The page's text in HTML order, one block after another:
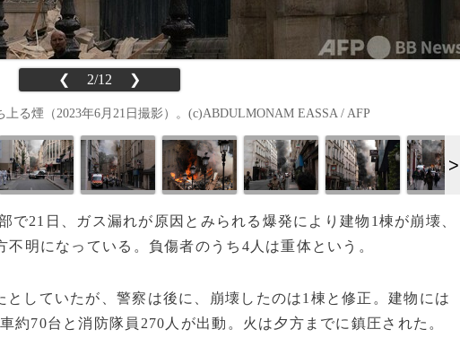
❮ 2/12 ❯
る煙（2023年6月21日撮影）。(c)ABDULMONAM EASSA / AFP
で21日、ガス漏れが原因とみられる爆発により建物1棟が崩壊、
明になっている。負傷者のうち4人は重体という。
していたが、警察は後に、崩壊したのは1棟と修正。建物には
約70台と消防隊員270人が出動。火は夕方までに鎮圧された。